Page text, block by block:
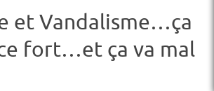
et Vandalisme…ça
fort…et ça va mal